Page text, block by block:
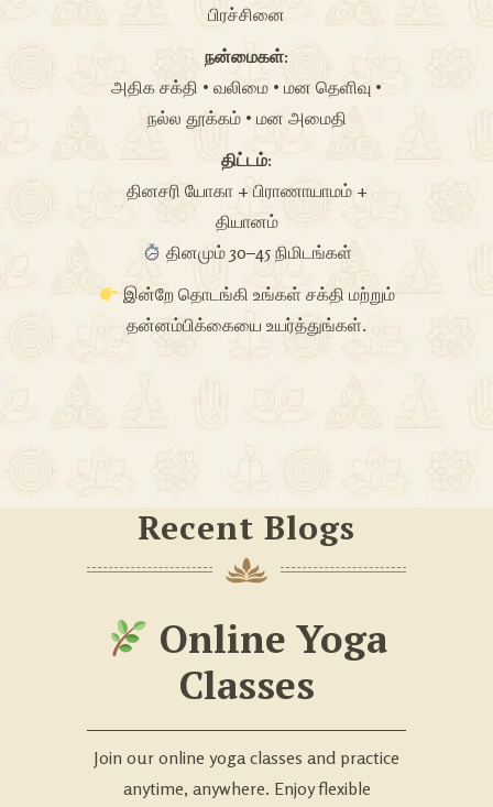
பிரச்சினை
நன்மைகள்:
அதிக சக்தி • வலிமை • மன தெளிவு •
நல்ல தூக்கம் • மன அமைதி
திட்டம்:
தினசரி யோகா + பிராணாயாமம் +
தியானம்
தினமும் 30–45 நிமிடங்கள்
இன்றே தொடங்கி உங்கள் சக்தி மற்றும்
தன்னம்பிக்கையை உயர்த்துங்கள்.
Recent Blogs
Online Yoga
Classes
Join our online yoga classes and practice
anytime, anywhere. Enjoy flexible